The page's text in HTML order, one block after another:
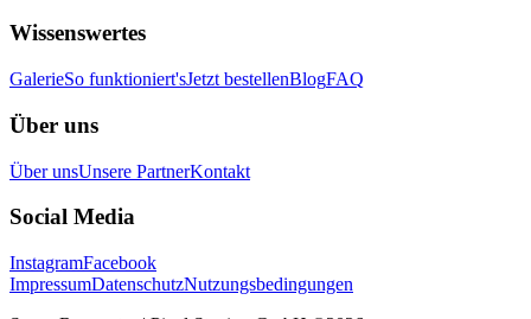
Wissenswertes
GalerieSo funktioniert'sJetzt bestellenBlogFAQ
Über uns
Über unsUnsere PartnerKontakt
Social Media
InstagramFacebook
ImpressumDatenschutzNutzungsbedingungen